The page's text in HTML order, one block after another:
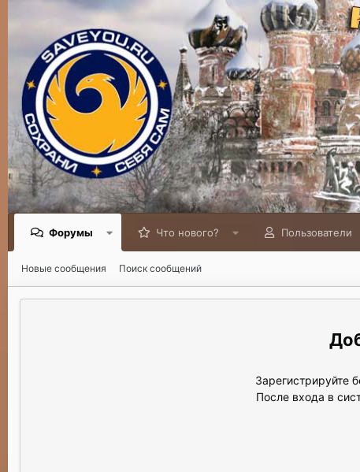
Форумы Что нового? Пользователи
Новые сообщения Поиск сообщений
Зарегистрируйте
После входа в